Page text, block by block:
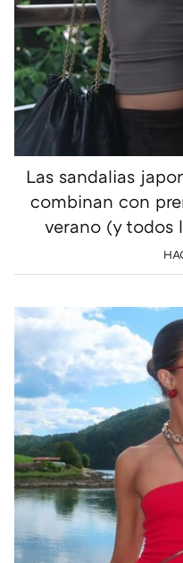
Las sandalias
combinan con
verano (y todos